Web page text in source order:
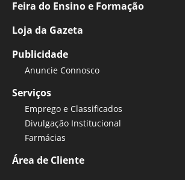
Feira do Ensino e Formação
Loja da Gazeta
Publicidade
Anuncie Connosco
Serviços
Emprego e Classificados
Divulgação Institucional
Farmácias
Área de Cliente